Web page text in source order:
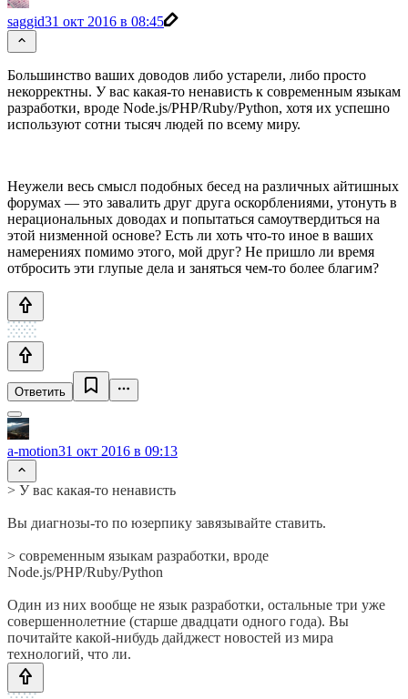
saggid31 окт 2016 в 08:45
Большинство ваших доводов либо устарели, либо просто
некорректны. У вас какая-то ненависть к современным языкам
разработки, вроде Node.js/PHP/Ruby/Python, хотя их успешно
используют сотни тысяч людей по всему миру.
Неужели весь смысл подобных бесед на различных айтишных
форумах — это завалить друг друга оскорблениями, утонуть в
нерациональных доводах и попытаться самоутвердиться на
этой низменной основе? Есть ли хоть что-то иное в ваших
намерениях помимо этого, мой друг? Не пришло ли время
отбросить эти глупые дела и заняться чем-то более благим?
Ответить
a-motion31 окт 2016 в 09:13
> У вас какая-то ненависть
Вы диагнозы-то по юзерпику завязывайте ставить.
> современным языкам разработки, вроде
Node.js/PHP/Ruby/Python
Один из них вообще не язык разработки, остальные три уже
совершеннолетние (старше двадцати одного года). Вы
почитайте какой-нибудь дайджест новостей из мира
технологий, что ли.